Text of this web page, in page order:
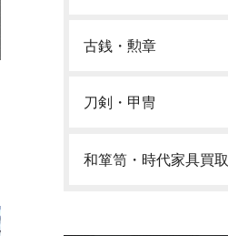
古銭・勲章
刀剣・甲冑
和箪笥・時代家具買取